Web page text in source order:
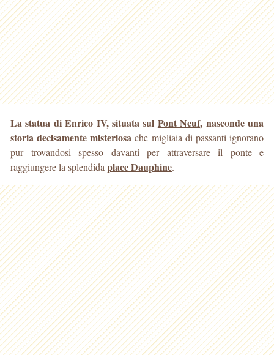
La statua di Enrico IV, situata sul Pont Neuf, nasconde una
storia decisamente misteriosa che migliaia di passanti ignorano
pur trovandosi spesso davanti per attraversare il pontee
raggiungere la splendida place Dauphine.